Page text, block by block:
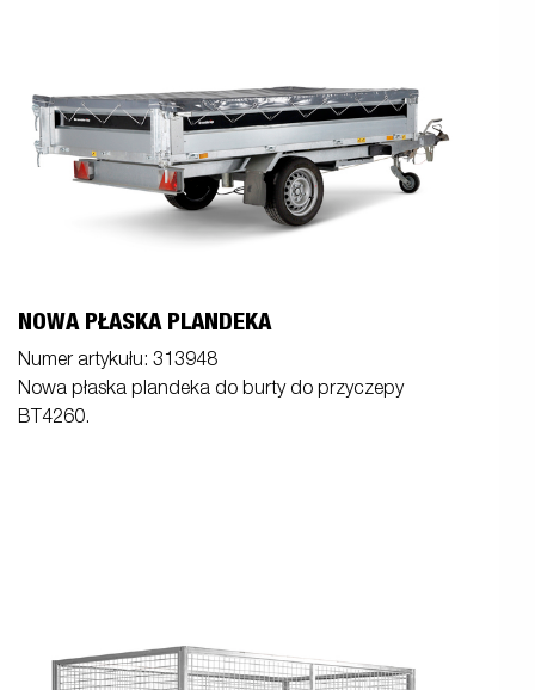
NOWA PŁASKA PLANDEKA
Numer artykułu: 313948
Nowa płaska plandeka do burty do przyczepy
BT4260.